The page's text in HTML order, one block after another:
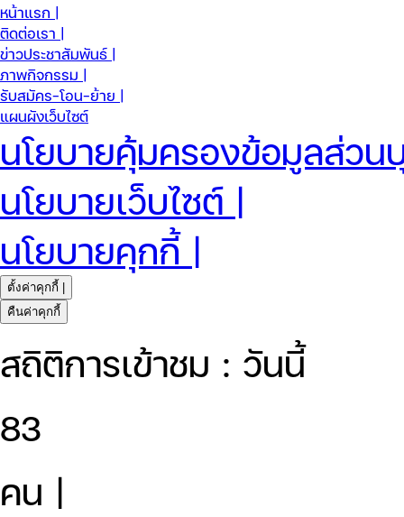
หน้าแรก |
ติดต่อเรา |
ข่าวประชาสัมพันธ์ |
ภาพกิจกรรม |
รับสมัคร-โอน-ย้าย |
แผนผังเว็บไซต์
นโยบายคุ้มครองข้อมูลส่วน
นโยบายเว็บไซต์ |
นโยบายคุกกี้ |
ตั้งค่าคุกกี้ |
คืนค่าคุกกี้
สถิติการเข้าชม : วันนี้
83
คน |